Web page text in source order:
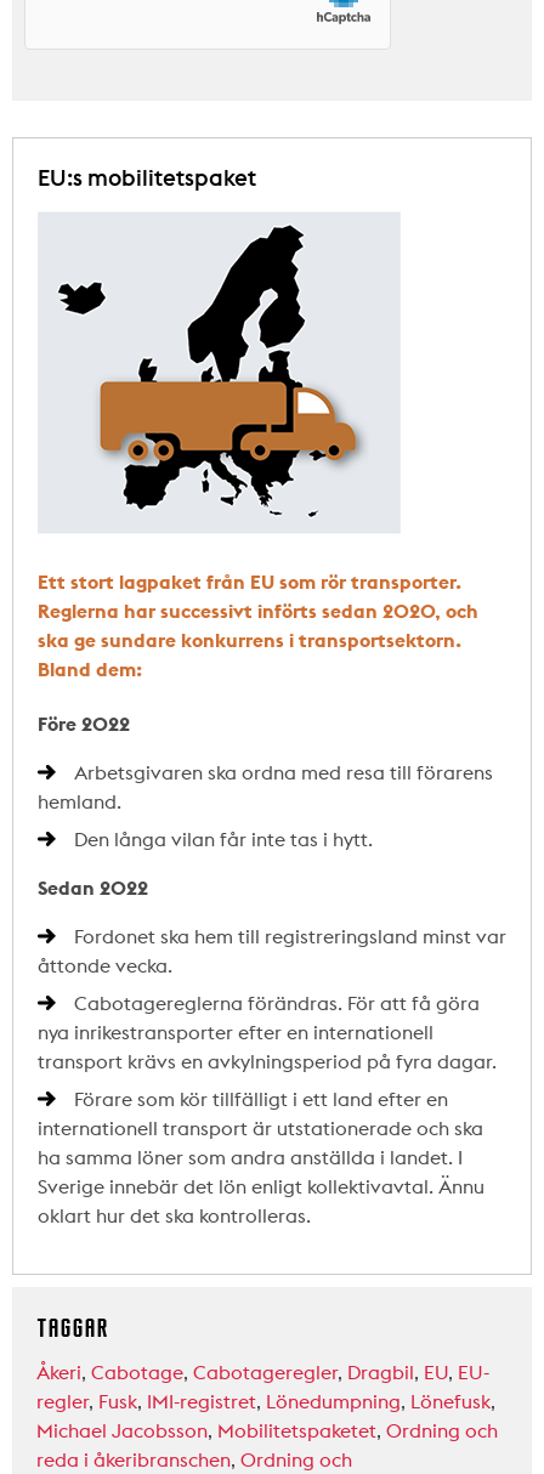
EU:s mobilitetspaket
Ett stort lagpaket från EU som rör transporter.
Reglerna har successivt införts sedan 2020, och
ska ge sundare konkurrens i transportsektorn.
Bland dem:
Före 2022
Arbetsgivaren ska ordna med resa till förarens
hemland.
Den långa vilan får inte tas i hytt.
Sedan 2022
Fordonet ska hem till registreringsland minst var
åttonde vecka.
Cabotagereglerna förändras. För att få göra
nya inrikestransporter efter en internationell
transport krävs en avkylningsperiod på fyra dagar.
Förare som kör tillfälligt i ett land efter en
internationell transport är utstationerade och ska
ha samma löner som andra anställda i landet. I
Sverige innebär det lön enligt kollektivavtal. Ännu
oklart hur det ska kontrolleras.
TAGGAR
Åkeri, Cabotage, Cabotageregler, Dragbil, EU, EU-
regler, Fusk, IMI-registret, Lönedumpning, Lönefusk,
Michael Jacobsson, Mobilitetspaketet, Ordning och
reda i åkeribranschen, Ordning och